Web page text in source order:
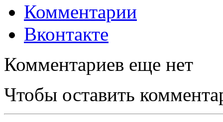
Комментарии
Вконтакте
Комментариев еще нет
Чтобы оставить